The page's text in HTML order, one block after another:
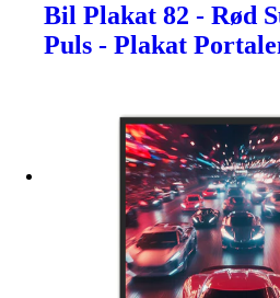
Bil Plakat 82 - Rød
Puls - Plakat